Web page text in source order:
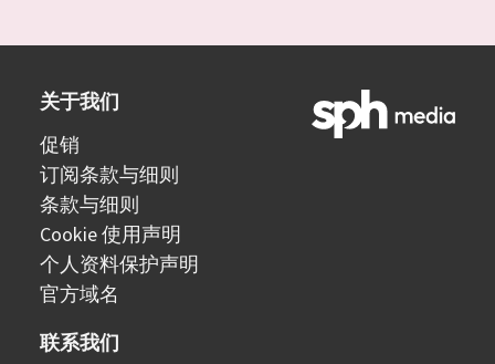
关于我们
促销
订阅条款与细则
条款与细则
Cookie 使用声明
个人资料保护声明
官方域名
联系我们